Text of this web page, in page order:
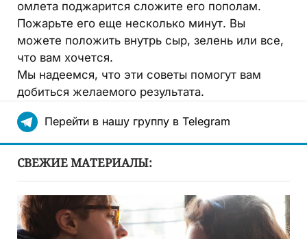
омлета поджарится сложите его пополам.
Пожарьте его еще несколько минут. Вы
можете положить внутрь сыр, зелень или все,
что вам хочется.
Мы надеемся, что эти советы помогут вам
добиться желаемого результата.
Перейти в нашу группу в Telegram
СВЕЖИЕ МАТЕРИАЛЫ: